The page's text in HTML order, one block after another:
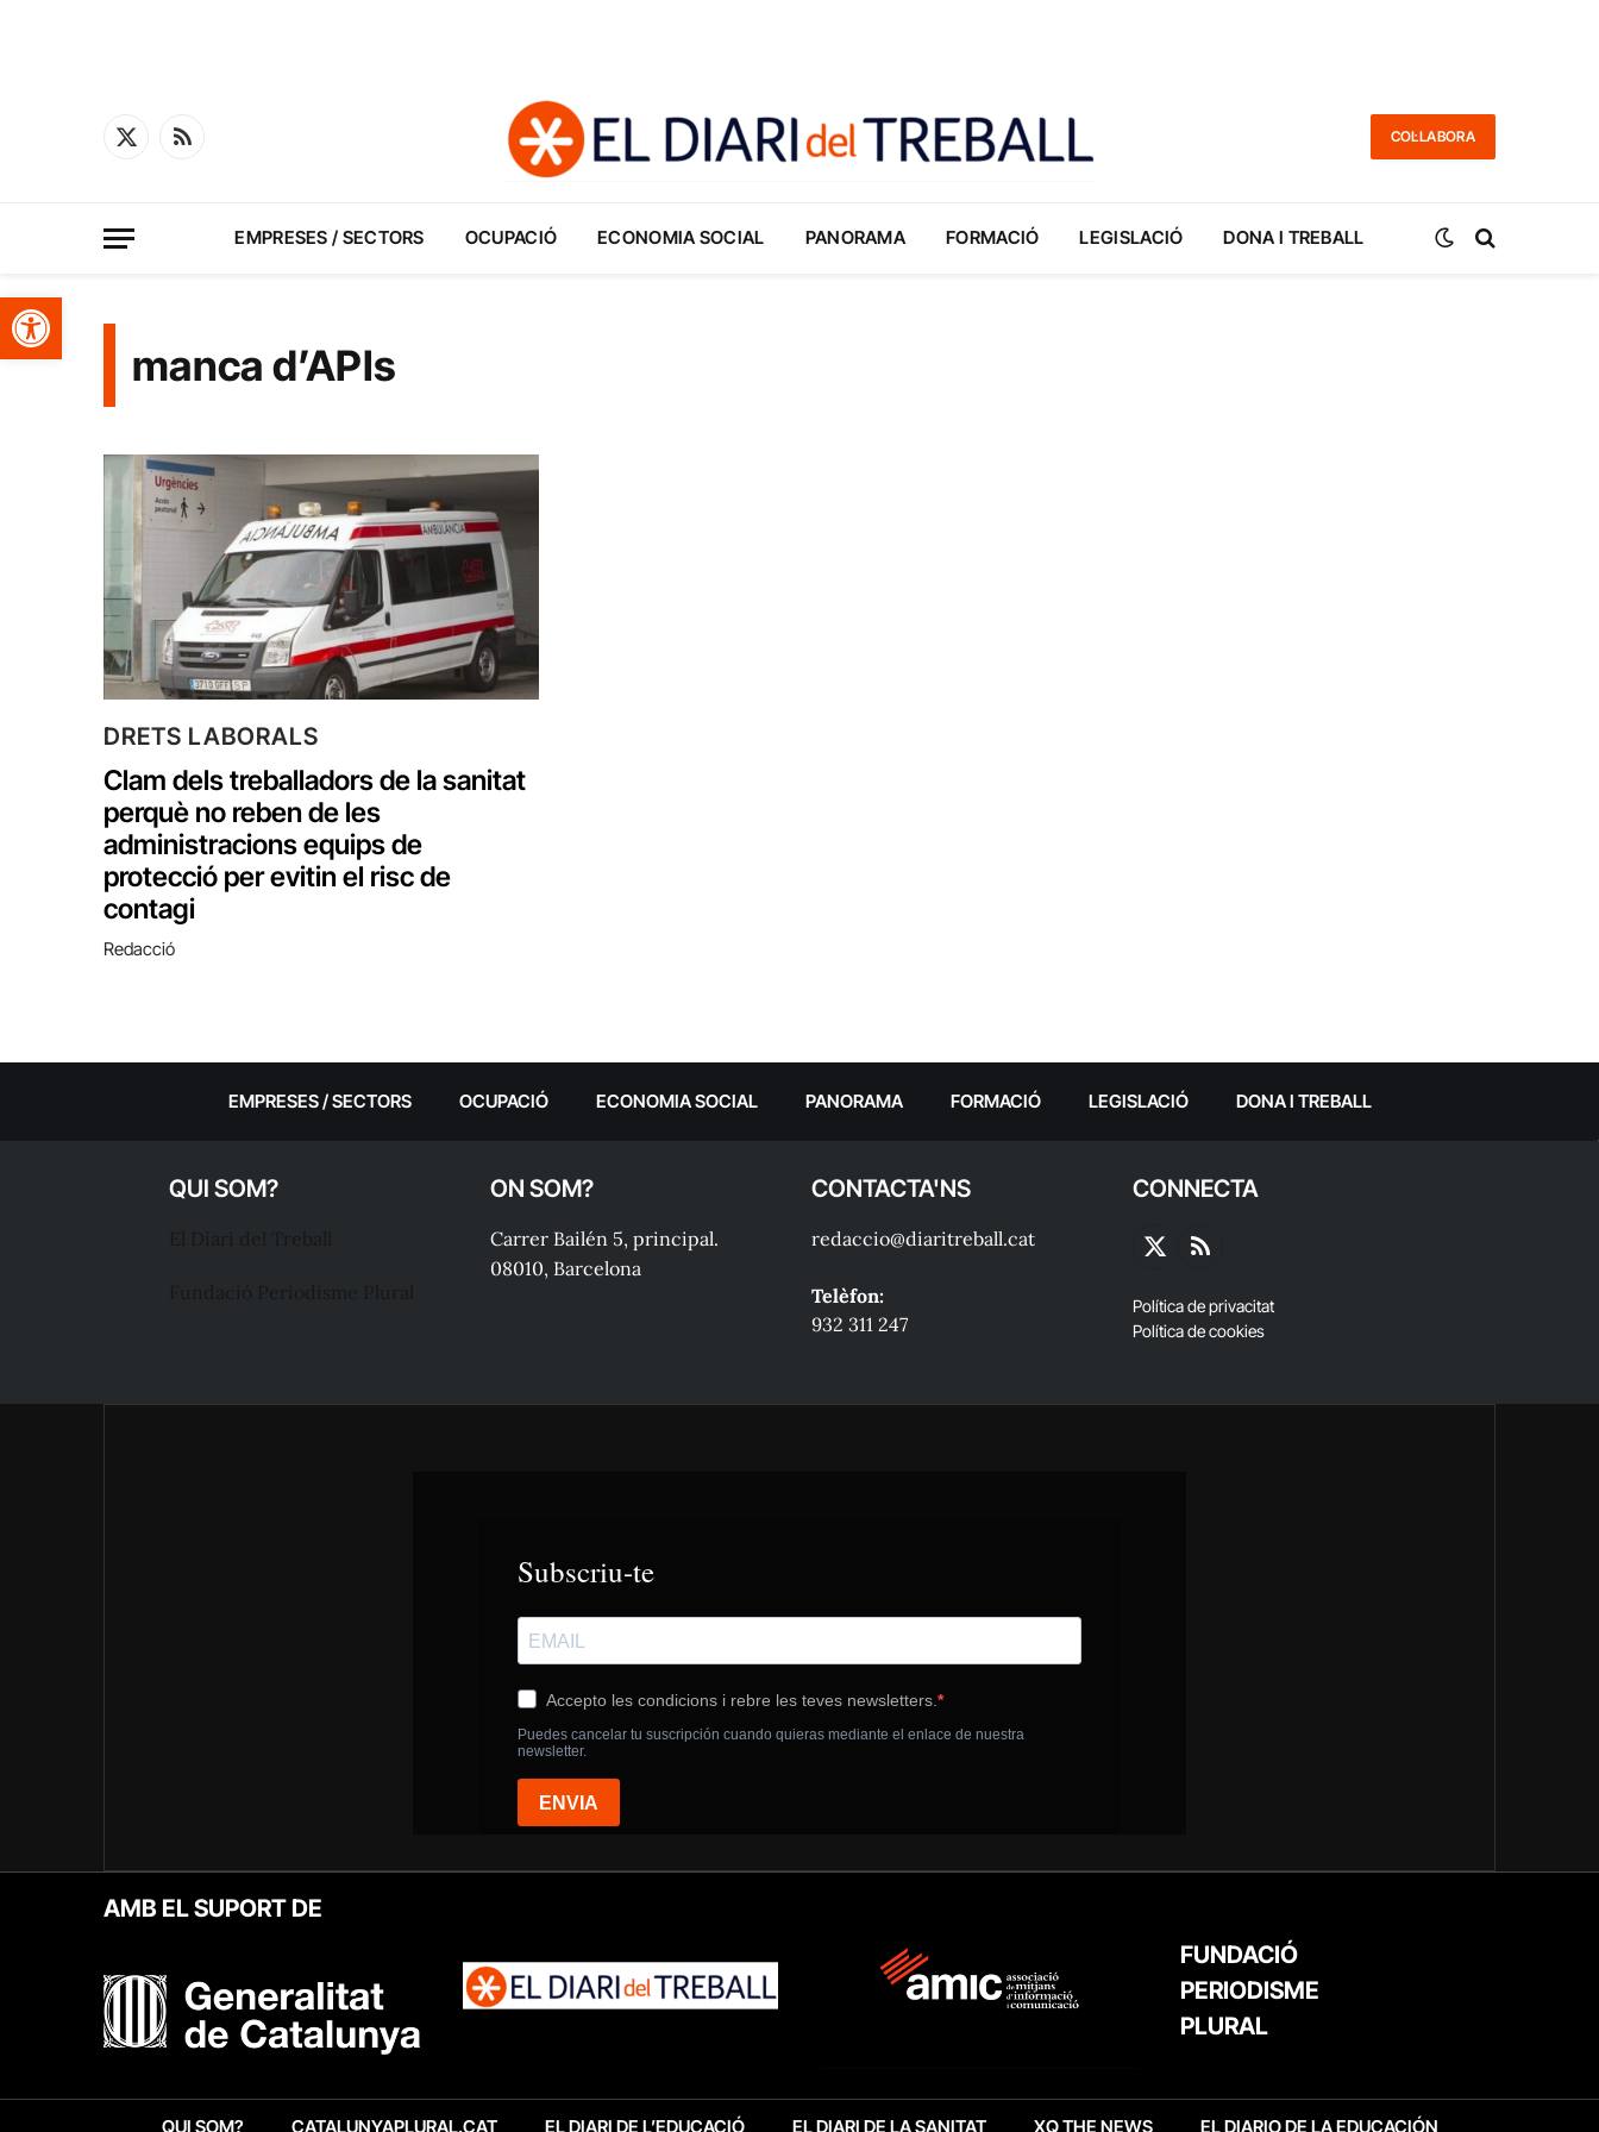
Obre la barra d'eines
X
RSS
COL·LABORA
EMPRESES / SECTORS OCUPACIÓ ECONOMIA SOCIAL PANORAMA FORMACIÓ LEGISLACIÓ DONA I TREBALL
manca d’APIs
DRETS LABORALS
Clam dels treballadors de la sanitat
perquè no reben de les
administracions equips de
protecció per evitin el risc de
contagi
Redacció
EMPRESES / SECTORS OCUPACIÓ ECONOMIA SOCIAL PANORAMA FORMACIÓ LEGISLACIÓ DONA I TREBALL
QUI SOM? ON SOM?
Carrer Bailén 5, principal.
08010, Barcelona
CONTACTA'NS
redaccio@diaritreball.cat
Telèfon:
932 311 247
CONNECTA
X
RSS
Política de privacitat
Política de cookies
AMB EL SUPORT DE
FUNDACIÓ
PERIODISME
PLURAL
QUI SOM? CATALUNYAPLURAL.CAT EL DIARI DE L’EDUCACIÓ EL DIARI DE LA SANITAT XQ THE NEWS EL DIARIO DE LA EDUCACIÓN